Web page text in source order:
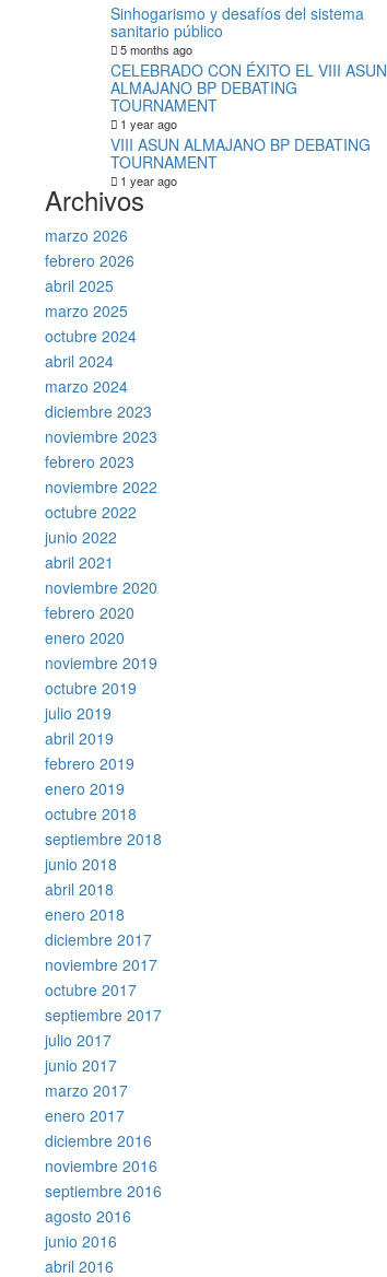
Sinhogarismo y desafíos del sistema
sanitario público
5 months ago
CELEBRADO CON ÉXITO EL VIII ASUN
ALMAJANO BP DEBATING
TOURNAMENT
1 year ago
VIII ASUN ALMAJANO BP DEBATING
TOURNAMENT
1 year ago
Archivos
marzo 2026
febrero 2026
abril 2025
marzo 2025
octubre 2024
abril 2024
marzo 2024
diciembre 2023
noviembre 2023
febrero 2023
noviembre 2022
octubre 2022
junio 2022
abril 2021
noviembre 2020
febrero 2020
enero 2020
noviembre 2019
octubre 2019
julio 2019
abril 2019
febrero 2019
enero 2019
octubre 2018
septiembre 2018
junio 2018
abril 2018
enero 2018
diciembre 2017
noviembre 2017
octubre 2017
septiembre 2017
julio 2017
junio 2017
marzo 2017
enero 2017
diciembre 2016
noviembre 2016
septiembre 2016
agosto 2016
junio 2016
abril 2016